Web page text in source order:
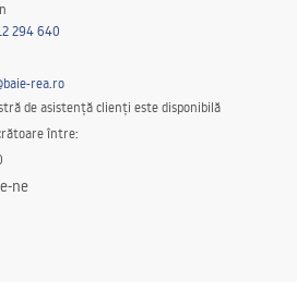
294 640
rea.ro
de asistență clienți este disponibilă
între:
ne